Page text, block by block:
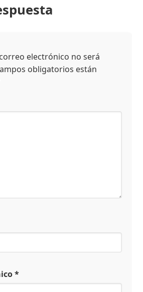
electrónico no será
obligatorios están
*